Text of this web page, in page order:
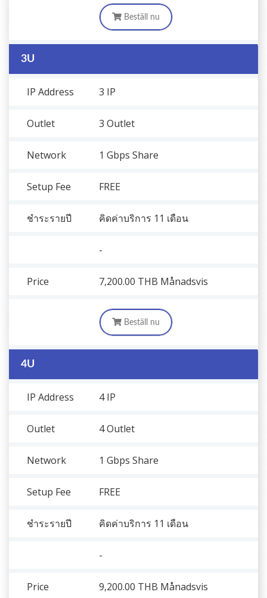
Beställ nu
3U
IP Address 3 IP
Outlet 3 Outlet
Network 1 Gbps Share
Setup Fee FREE
ชำระรายปี คิดค่าบริการ 11 เดือน
-
Price 7,200.00 THB Månadsvis
Beställ nu
4U
IP Address 4 IP
Outlet 4 Outlet
Network 1 Gbps Share
Setup Fee FREE
ชำระรายปี คิดค่าบริการ 11 เดือน
-
Price 9,200.00 THB Månadsvis